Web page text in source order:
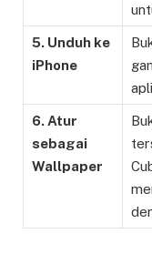
5. Unduh ke
iPhone
6. Atur
sebagai
Wallpaper